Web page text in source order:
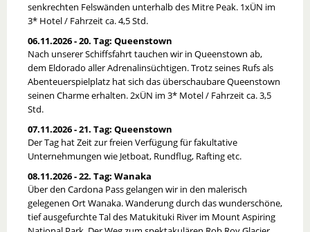
senkrechten Felswänden unterhalb des Mitre Peak. 1xÜN im
3* Hotel / Fahrzeit ca. 4,5 Std.
06.11.2026 - 20. Tag: Queenstown
Nach unserer Schiffsfahrt tauchen wir in Queenstown ab,
dem Eldorado aller Adrenalinsüchtigen. Trotz seines Rufs als
Abenteuerspielplatz hat sich das überschaubare Queenstown
seinen Charme erhalten. 2xÜN im 3* Motel / Fahrzeit ca. 3,5
Std.
07.11.2026 - 21. Tag: Queenstown
Der Tag hat Zeit zur freien Verfügung für fakultative
Unternehmungen wie Jetboat, Rundflug, Rafting etc.
08.11.2026 - 22. Tag: Wanaka
Über den Cardona Pass gelangen wir in den malerisch
gelegenen Ort Wanaka. Wanderung durch das wunderschöne,
tief ausgefurchte Tal des Matukituki River im Mount Aspiring